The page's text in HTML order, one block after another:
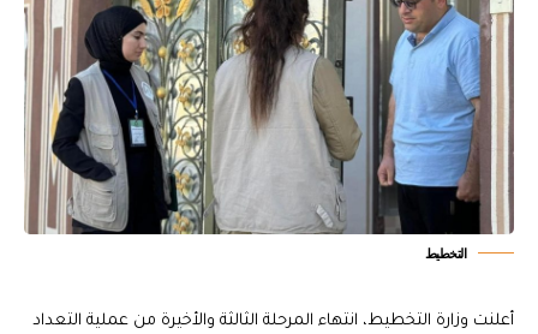
التخطيط
أعلنت وزارة التخطيط، انتهاء المرحلة الثالثة والأخيرة من عملية التعداد